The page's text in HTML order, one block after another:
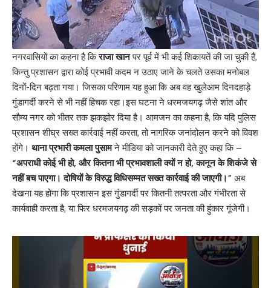
नगरवासियों का कहना है किराजा खानपर पूर्व में भी कई शिकायतें की जा चुकी हैं,
किन्तु प्रशासन द्वारा कोई प्रभावी कदम न उठाए जाने के चलते उसका मनोबल
दिनों-दिन बढ़ता गया। जिसका परिणाम यह हुआ कि अब वह खुलेआम दिनदहाड़े
गुंडागर्दी करने से भी नहीं हिचक रहा।इस घटना ने धरमजयगढ़ जैसे शांत और
सौम्य नगर को भीतर तक झकझोर दिया है। आमजन का कहना है, कि यदि पुलिस
प्रशासन शीघ्र सख्त कार्रवाई नहीं करता, तो नागरिक जनांदोलन करने को विवश
होंगे। थाना प्रभारी कमला पुसामने मीडिया को जानकारी देते हुए कहा कि –
“अपराधी कोई भी हो, और कितना भी प्रभावशाली क्यों न हो, कानून के शिकंजे से
नहीं बच पाएगा। दोषियों के विरुद्ध विधिसम्मत सख्त कार्रवाई की जाएगी।” अब
देखना यह होगा कि प्रशासन इस गुंडागर्दी पर कितनी तत्परता और गंभीरता से
कार्यवाही करता है, या फिर धरमजयगढ़ की सड़कों पर जनता की हुंकार गूंजेगी।